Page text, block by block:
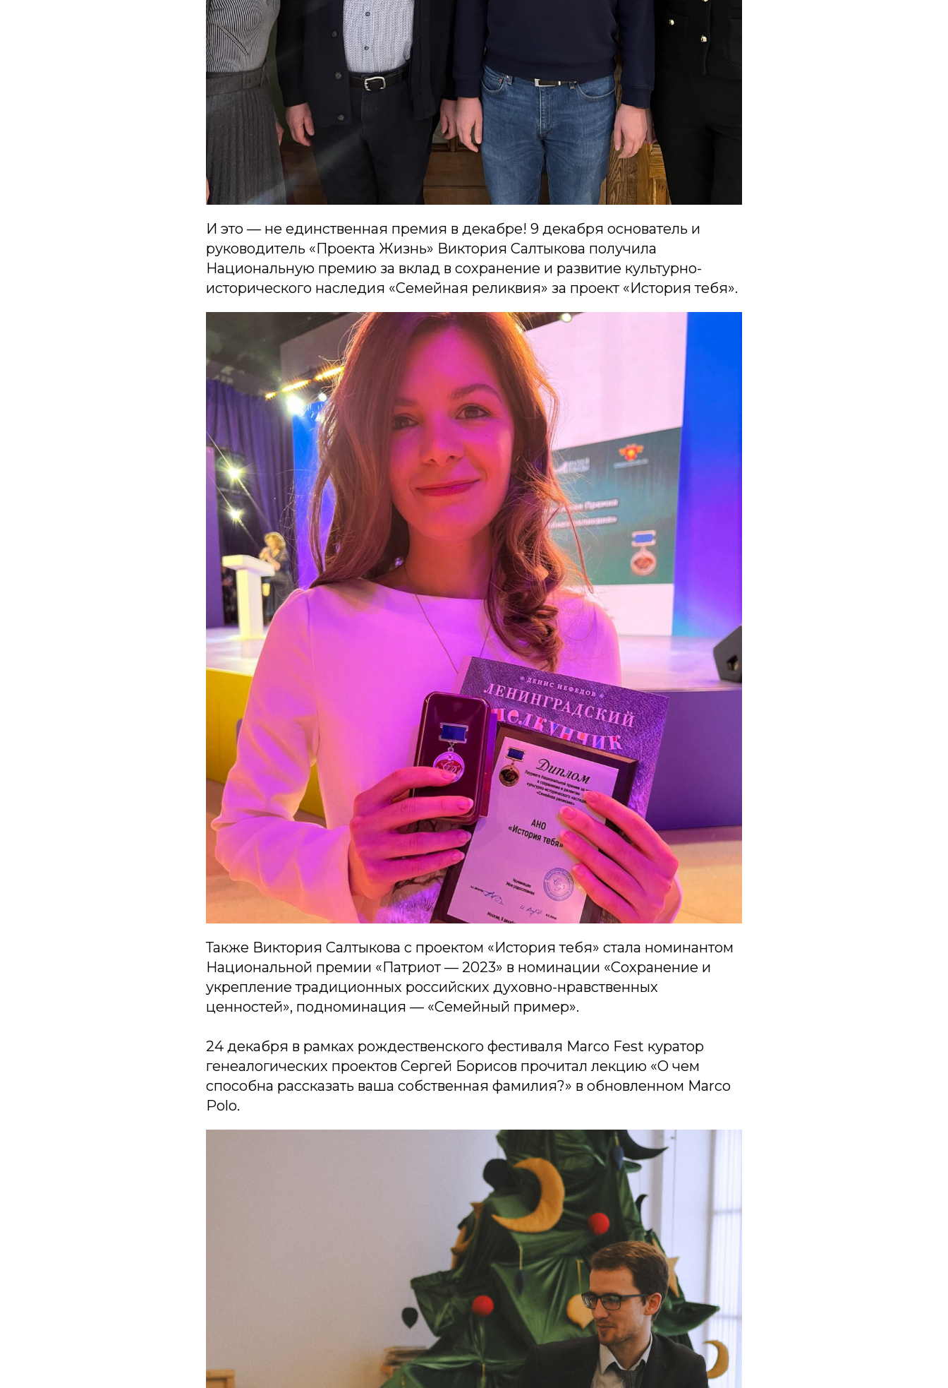
И это — не единственная премия в декабре! 9 декабря основатель и
руководитель «Проекта Жизнь» Виктория Салтыкова получила
Национальную премию за вклад в сохранение и развитие культурно-
исторического наследия «Семейная реликвия» за проект «История тебя».
Также Виктория Салтыкова с проектом «История тебя» стала номинантом
Национальной премии «Патриот — 2023» в номинации «Сохранение и
укрепление традиционных российских духовно-нравственных
ценностей», подноминация — «Семейный пример».
24 декабря в рамках рождественского фестиваля Marco Fest куратор
генеалогических проектов Сергей Борисов прочитал лекцию «О чем
способна рассказать ваша собственная фамилия?» в обновленном Marco
Polo.